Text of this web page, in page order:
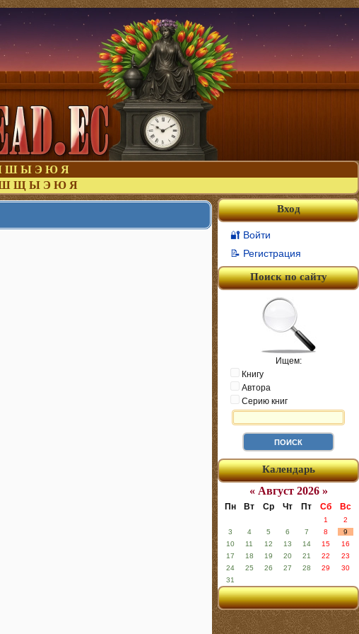
Ш Ы Э Ю Я
Щ Ы Э Ю Я
Вход
🔐 Войти
📝 Регистрация
Поиск по сайту
Ищем:
Книгу
Автора
Серию книг
Календарь
« Август 2026 »
Пн Вт Ср Чт Пт Сб Вс
1
2
3
4 5 6 7 8
9
10
11 12 13 14 15
16
17
18 19 20 21 22
23
24
25 26 27 28 29
30
31